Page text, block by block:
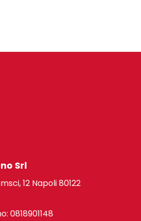
Srl
12 Napoli 80122
0818901148